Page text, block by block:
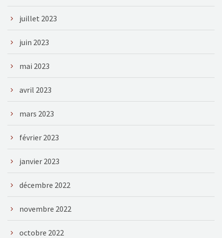
juillet 2023
juin 2023
mai 2023
avril 2023
mars 2023
février 2023
janvier 2023
décembre 2022
novembre 2022
octobre 2022